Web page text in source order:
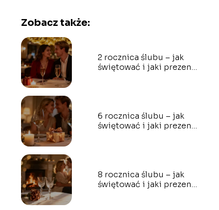
Zobacz także:
2 rocznica ślubu – jak
świętować i jaki prezent
6 rocznica ślubu – jak
świętować i jaki prezent
8 rocznica ślubu – jak
świętować i jaki prezent